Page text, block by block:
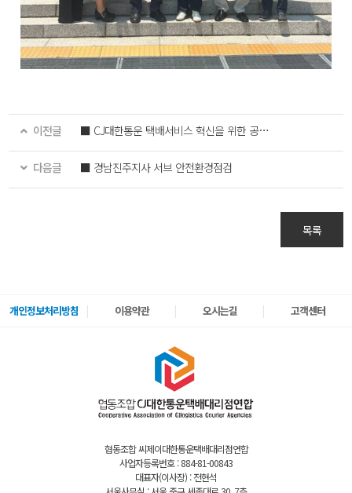
이전글 ■ CJ대한통운 택배서비스 혁신을 위한 공동선언 체결식
다음글 ■ 경남진주지사 서브 안전환경점검
목록
개인정보처리방침 이용약관 오시는길 고객센터
협동조합 씨제이대한통운택배대리점연합
사업자등록번호 : 884-81-00843
대표자(이사장) : 전현석